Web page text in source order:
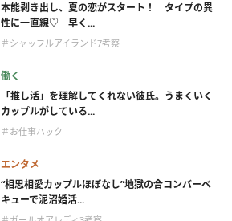
本能剥き出し、夏の恋がスタート！ タイプの異
性に一直線♡ 早く...
＃シャッフルアイランド7考察
働く
「推し活」を理解してくれない彼氏。うまくいく
カップルがしている...
＃お仕事ハック
エンタメ
“相思相愛カップルほぼなし”地獄の合コンバーベ
キューで泥沼婚活...